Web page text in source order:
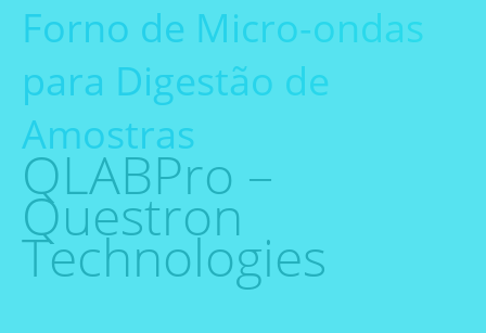
Forno de Micro-ondas
para Digestão de
Amostras
QLABPro –
Questron
Technologies